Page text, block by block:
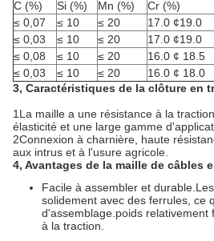
C (%)
Si (%) Mn (%) Cr (%)
≤ 0,07
≤ 10 ≤ 20 17.0 ¢19.0
≤ 0,03
≤ 10 ≤ 20 17.0 ¢19.0
≤ 0,08
≤ 10 ≤ 20 16.0 ¢ 18.5
≤ 0,03
≤ 10 ≤ 20 16.0 ¢ 18.0
3, Caractéristiques de la clôture en
1La maille a une résistance à la
élasticité et une large gamme
2Connexion à charnière, haute
aux intrus et à l'usure agricole.
4, Avantages de la maille de câbles
Facile à assembler et
solidement avec des ferrules, ce
d'assemblage.poids relativement
à la traction.